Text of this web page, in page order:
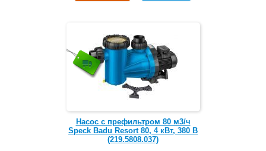
Насос с префильтром 80 м3/ч
Speck Badu Resort 80, 4 кВт, 380 В
(219.5808.037)